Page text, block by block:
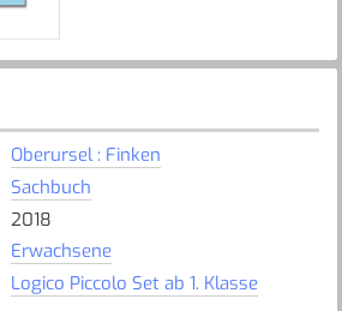
Oberursel : Finken
Sachbuch
2018
Erwachsene
Logico Piccolo Set ab 1. Klasse